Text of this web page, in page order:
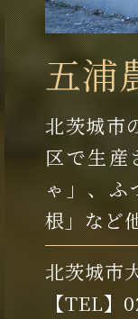
五浦
北茨城市
区で生産
ゃ」、
根」など
北茨城市
【TEL】